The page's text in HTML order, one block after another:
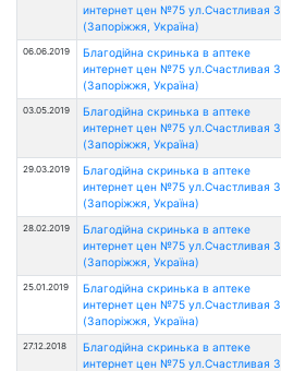
интернет цен №75 ул.Счастливая 3
(Запоріжжя, Україна)
06.06.2019
Благодійна скринька в аптеке
интернет цен №75 ул.Счастливая 3
(Запоріжжя, Україна)
03.05.2019
Благодійна скринька в аптеке
интернет цен №75 ул.Счастливая 3
(Запоріжжя, Україна)
29.03.2019
Благодійна скринька в аптеке
интернет цен №75 ул.Счастливая 3
(Запоріжжя, Україна)
28.02.2019
Благодійна скринька в аптеке
интернет цен №75 ул.Счастливая 3
(Запоріжжя, Україна)
25.01.2019
Благодійна скринька в аптеке
интернет цен №75 ул.Счастливая 3
(Запоріжжя, Україна)
27.12.2018
Благодійна скринька в аптеке
интернет цен №75 ул.Счастливая 3